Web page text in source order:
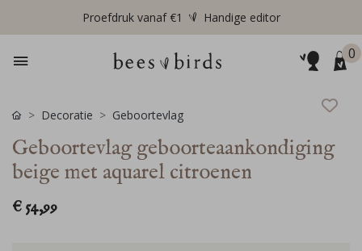
Proefdruk vanaf €1 Handige editor
0
Decoratie Geboortevlag
Geboortevlag geboorteaankondiging
beige met aquarel citroenen
€ 54,99